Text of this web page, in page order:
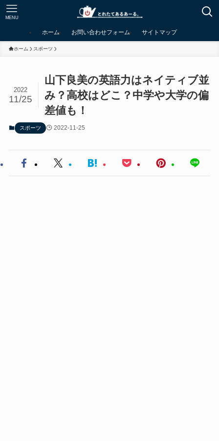
MENU
ホーム お問い合わせフォーム サイトマップ
ホーム スポーツ
山下良美の英語力はネイティブ並
み？高校はどこ？中学や大学の偏
差値も！
2022
11/25
スポーツ 2022-11-25